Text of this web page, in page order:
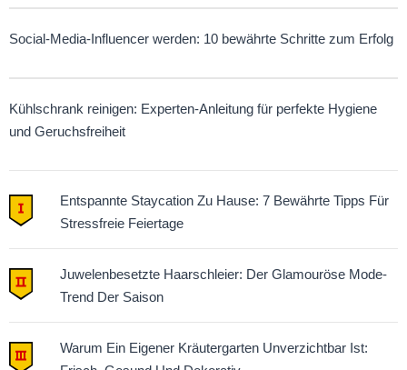
Social-Media-Influencer werden: 10 bewährte Schritte zum Erfolg
Kühlschrank reinigen: Experten-Anleitung für perfekte Hygiene
und Geruchsfreiheit
Entspannte Staycation Zu Hause: 7 Bewährte Tipps Für
Stressfreie Feiertage
Juwelenbesetzte Haarschleier: Der Glamouröse Mode-
Trend Der Saison
Warum Ein Eigener Kräutergarten Unverzichtbar Ist: